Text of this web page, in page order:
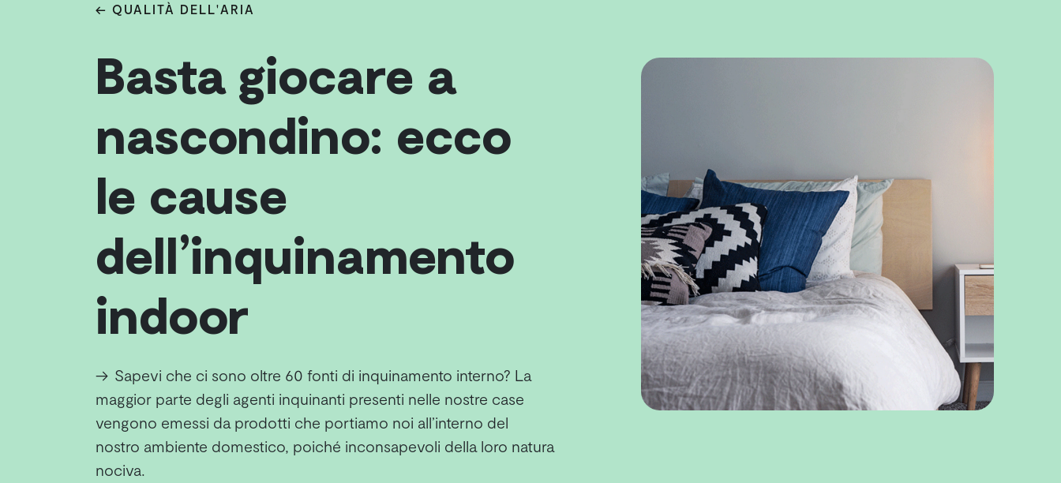
← QUALITÀ DELL'ARIA
Basta giocare a
nascondino: ecco
le cause
dell’inquinamento
indoor
→ Sapevi che ci sono oltre 60 fonti di inquinamento interno? La
maggior parte degli agenti inquinanti presenti nelle nostre case
vengono emessi da prodotti che portiamo noi all’interno del
nostro ambiente domestico, poiché inconsapevoli della loro natura
nociva.